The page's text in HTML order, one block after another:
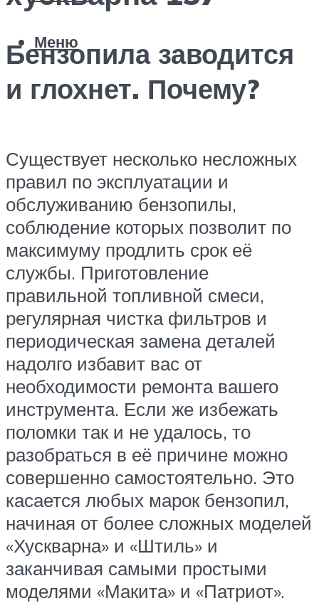
Меню
Бензопила заводится
и глохнет. Почему?
Существует несколько несложных
правил по эксплуатации и
обслуживанию бензопилы,
соблюдение которых позволит по
максимуму продлить срок её
службы. Приготовление
правильной топливной смеси,
регулярная чистка фильтров и
периодическая замена деталей
надолго избавит вас от
необходимости ремонта вашего
инструмента. Если же избежать
поломки так и не удалось, то
разобраться в её причине можно
совершенно самостоятельно. Это
касается любых марок бензопил,
начиная от более сложных моделей
«Хускварна» и «Штиль» и
заканчивая самыми простыми
моделями «Макита» и «Патриот».